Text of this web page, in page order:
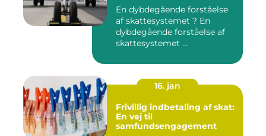
En dybdegående forståelse
af skattesystemet ? En
dybdegående forståelse af
skattesystemet ...
16. jan
Frivillig indbetaling af skat:
En vej til
samfundsengagement